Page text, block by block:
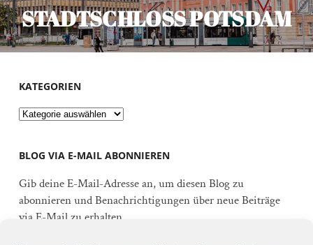
STADTSCHLOSS POTSDAM
KATEGORIEN
Kategorien
BLOG VIA E-MAIL ABONNIEREN
Gib deine E-Mail-Adresse an, um diesen Blog zu
abonnieren und Benachrichtigungen über neue Beiträge
via E-Mail zu erhalten.